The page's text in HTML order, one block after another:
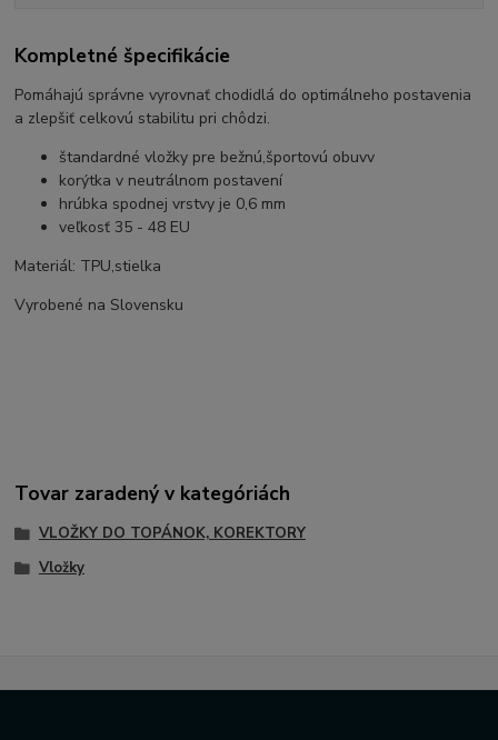
Kompletné špecifikácie
Pomáhajú správne vyrovnať chodidlá do optimálneho postavenia
a zlepšiť celkovú stabilitu pri chôdzi.
štandardné vložky pre bežnú,športovú obuvv
korýtka v neutrálnom postavení
hrúbka spodnej vrstvy je 0,6 mm
veľkosť 35 - 48 EU
Materiál: TPU,stielka
Vyrobené na Slovensku
Tovar zaradený v kategóriách
VLOŽKY DO TOPÁNOK, KOREKTORY
Vložky